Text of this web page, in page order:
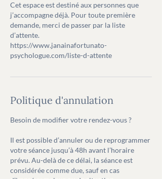
Cet espace est destiné aux personnes que
j’accompagne déjà. Pour toute première
demande, merci de passer par la liste
d’attente.
https://www.janainafortunato-
psychologue.com/liste-d-attente
Politique d'annulation
Besoin de modifier votre rendez-vous ?
Il est possible d’annuler ou de reprogrammer
votre séance jusqu’à 48h avant l’horaire
prévu. Au-delà de ce délai, la séance est
considérée comme due, sauf en cas